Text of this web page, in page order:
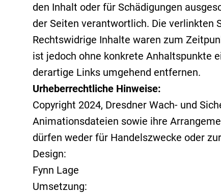
den Inhalt oder für Schädigungen
der Seiten verantwortlich. Die verlinkten
Rechtswidrige Inhalte waren zum
ist jedoch ohne konkrete Anhaltspunkte
derartige Links umgehend entfernen.
Urheberrechtliche Hinweise:
Copyright 2024, Dresdner Wach- und
Animationsdateien sowie ihre
dürfen weder für Handelszwecke oder
Design:
Fynn Lage
Umsetzung: